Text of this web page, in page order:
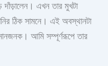
দাঁড়ালেন। এখন তার মুখটা
ঠিক সামনে। এই অবস্থানটা
আমি সম্পূর্ণরূপে তার